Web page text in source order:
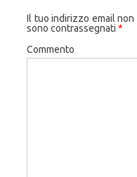
Il tuo indirizzo email non
sono contrassegnati *
Commento